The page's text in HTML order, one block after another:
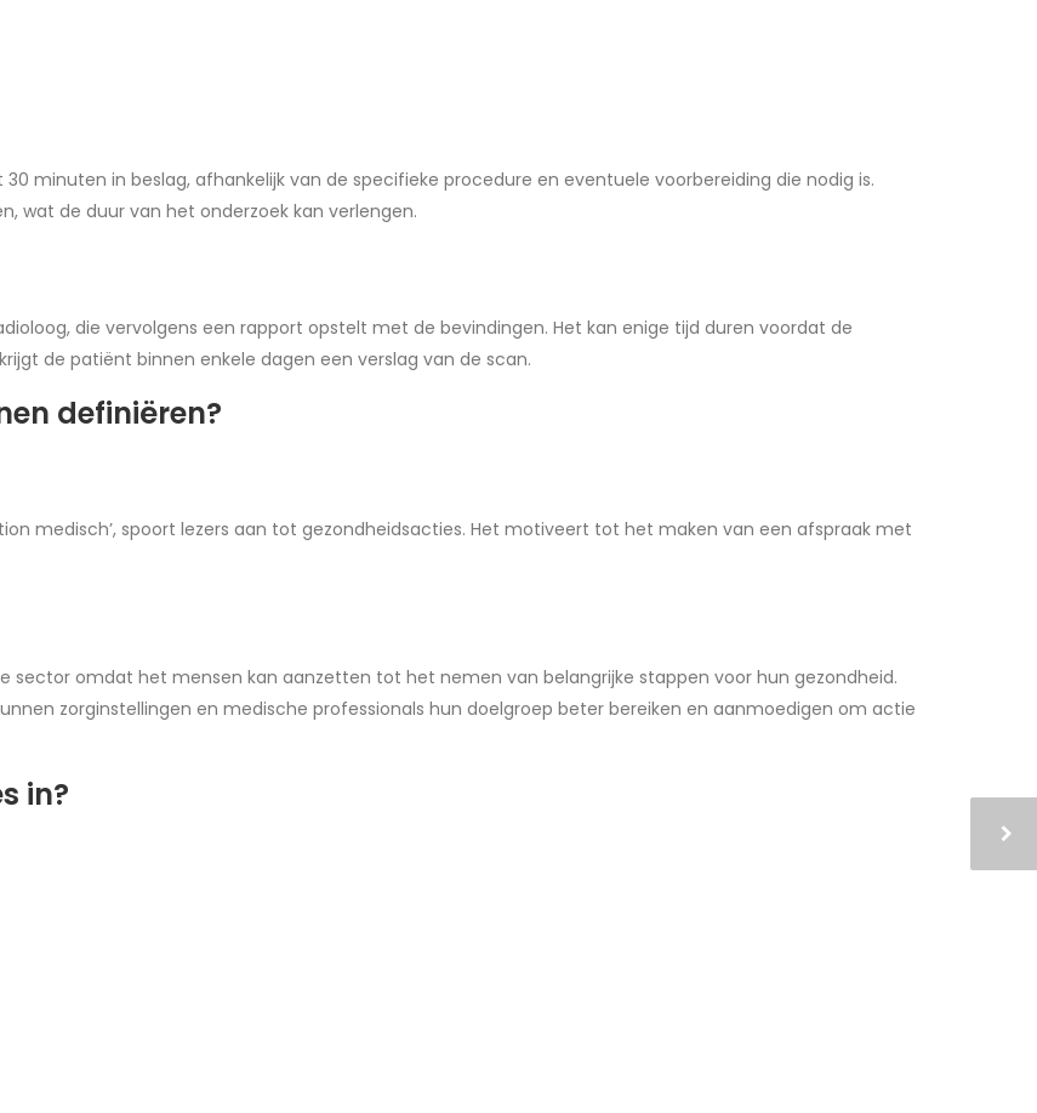
minuten in beslag, afhankelijk van de specifieke procedure en eventuele voorbereiding die nodig is.
wat de duur van het onderzoek kan verlengen.
die vervolgens een rapport opstelt met de bevindingen. Het kan enige tijd duren voordat de
de patiënt binnen enkele dagen een verslag van de scan.
definiëren?
medisch’, spoort lezers aan tot gezondheidsacties. Het motiveert tot het maken van een afspraak met
sector omdat het mensen kan aanzetten tot het nemen van belangrijke stappen voor hun gezondheid.
zorginstellingen en medische professionals hun doelgroep beter bereiken en aanmoedigen om actie
in?